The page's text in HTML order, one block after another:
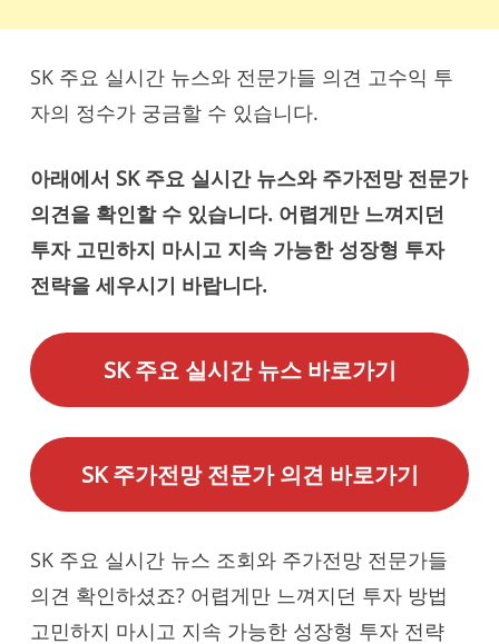
SK 주요 실시간 뉴스와 전문가들 의견 고수익 투
자의 정수가 궁금할 수 있습니다.
아래에서 SK 주요 실시간 뉴스와 주가전망 전문가
의견을 확인할 수 있습니다. 어렵게만 느껴지던
투자 고민하지 마시고 지속 가능한 성장형 투자
전략을 세우시기 바랍니다.
SK 주요 실시간 뉴스 바로가기
SK 주가전망 전문가 의견 바로가기
SK 주요 실시간 뉴스 조회와 주가전망 전문가들
의견 확인하셨죠? 어렵게만 느껴지던 투자 방법
고민하지 마시고 지속 가능한 성장형 투자 전략